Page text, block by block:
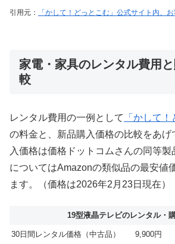
引用元： 「かして！どっとこむ」公式サイト内、
家電・家具のレンタル費用
較
レンタル費用の一例として 「かして！
の料金と、新品購入価格の比較をあげ
入価格は価格ドットコムさんの同等製
についてはAmazonの類似品の最安値
ます。（価格は2026年2月23日現在）
19型液晶テレビのレンタル・
30日間レンタル価格（中古品） 9,900円